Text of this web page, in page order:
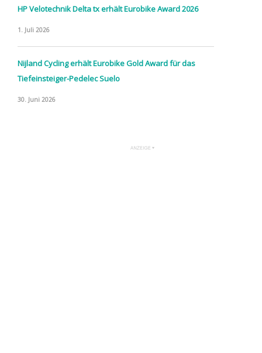
HP Velotechnik Delta tx erhält Eurobike Award 2026
1. Juli 2026
Nijland Cycling erhält Eurobike Gold Award für das
Tiefeinsteiger-Pedelec Suelo
30. Juni 2026